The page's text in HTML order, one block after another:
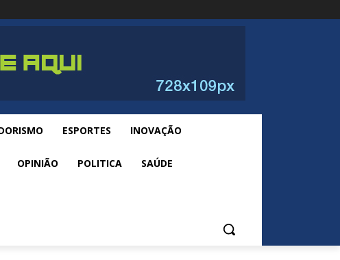
ESPORTES INOVAÇÃO
OPINIÃO POLITICA SAÚDE